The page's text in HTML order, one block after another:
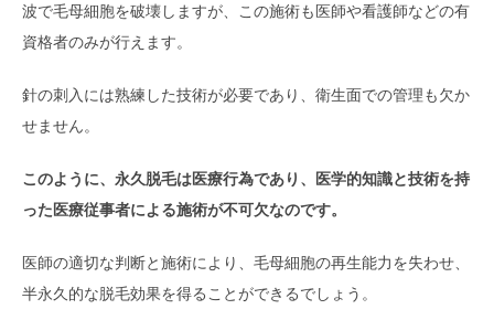
波で毛母細胞を破壊しますが、この施術も医師や看護師などの有
資格者のみが行えます。
針の刺入には熟練した技術が必要であり、衛生面での管理も欠か
せません。
このように、永久脱毛は医療行為であり、医学的知識と技術を持
った医療従事者による施術が不可欠なのです。
医師の適切な判断と施術により、毛母細胞の再生能力を失わせ、
半永久的な脱毛効果を得ることができるでしょう。